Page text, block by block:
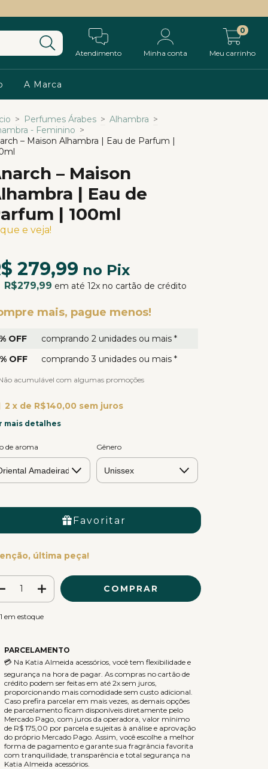
Atendimento Minha conta Meu carrinho
0
A Marca
> Perfumes Árabes > Alhambra >
- Feminino >
– Maison Alhambra | Eau de Parfum |
– Maison
| Eau de
| 100ml
e veja!
279,99 no Pix
R$279,99 em até 12x no cartão de crédito
mais, pague menos!
OFF
comprando 2 unidades ou mais *
OFF
comprando 3 unidades ou mais *
acumulável com algumas promoções
2 x de R$140,00 sem juros
mais detalhes
de aroma Gênero
Favoritar
última peça!
1 em estoque
PARCELAMENTO
💳 Na Katia Almeida acessórios, você tem flexibilidade e
segurança na hora de pagar. As compras no cartão de
crédito podem ser feitas em até 2x sem juros,
proporcionando mais comodidade sem custo adicional.
Caso prefira parcelar em mais vezes, as demais opções
de parcelamento ficam disponíveis diretamente pelo
Mercado Pago, com juros da operadora, valor mínimo
de R$ 175,00 por parcela e sujeitas à análise e aprovação
do próprio Mercado Pago. Assim, você escolhe a melhor
forma de pagamento e garante sua fragrância favorita
com tranquilidade, transparência e total segurança na
Katia Almeida acessórios.